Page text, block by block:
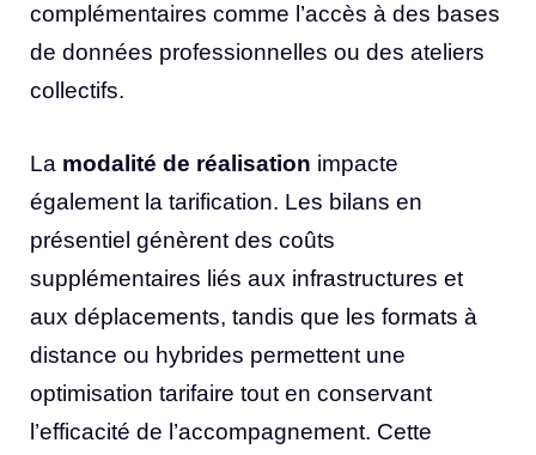
complémentaires comme l’accès à des bases
de données professionnelles ou des ateliers
collectifs.
La modalité de réalisation impacte
également la tarification. Les bilans en
présentiel génèrent des coûts
supplémentaires liés aux infrastructures et
aux déplacements, tandis que les formats à
distance ou hybrides permettent une
optimisation tarifaire tout en conservant
l’efficacité de l’accompagnement. Cette